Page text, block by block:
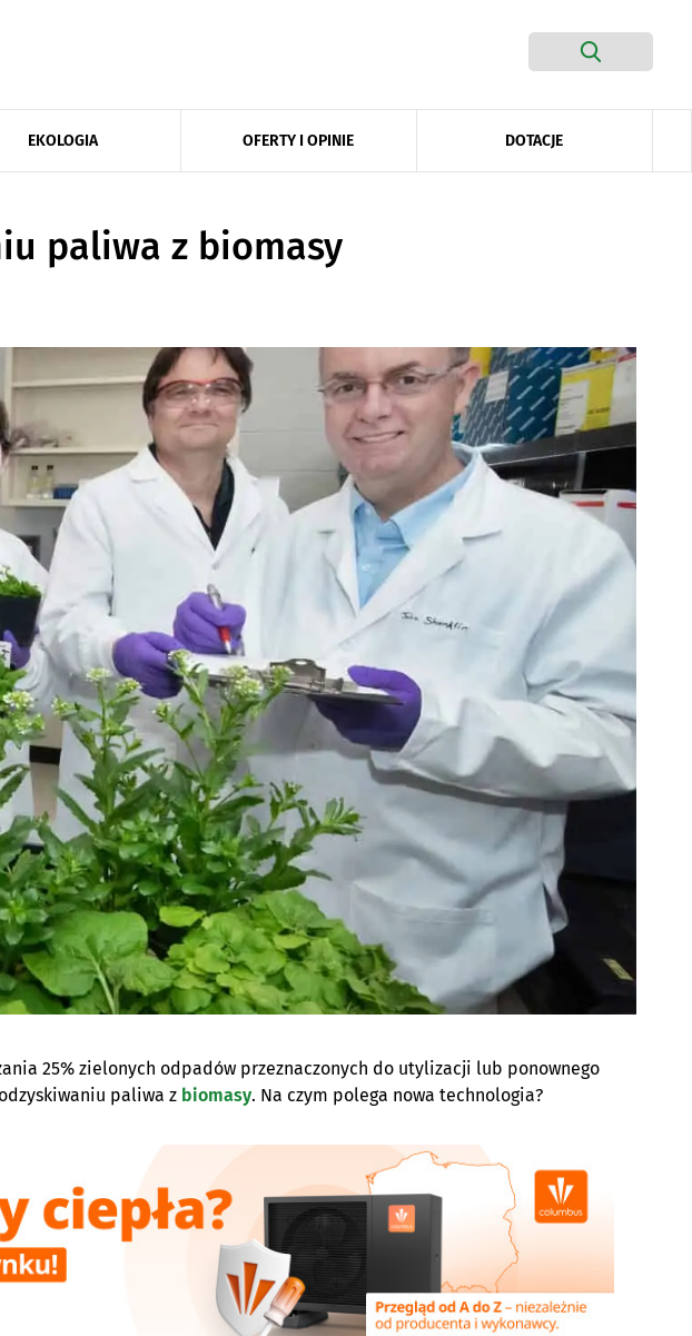
EKOLOGIA OFERTY I OPINIE DOTACJE
paliwa z biomasy
25% zielonych odpadów przeznaczonych do utylizacji lub ponownego
paliwa z biomasy. Na czym polega nowa technologia?